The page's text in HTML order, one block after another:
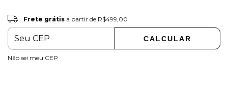
Frete grátis R$499,00
Entregas para o CEP: ALTERAR CEP
Frete grátisa partir de R$499,00
CALCULAR
Não sei meu CEP